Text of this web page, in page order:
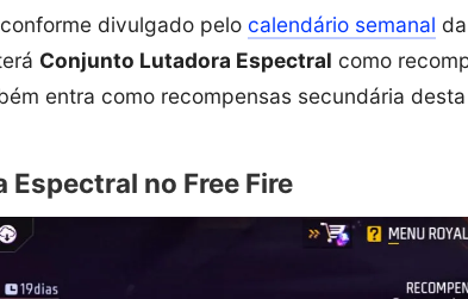
divulgado pelo calendário semanal
Conjunto Lutadora Espectral como
entra como recompensas secundária
no Free Fire